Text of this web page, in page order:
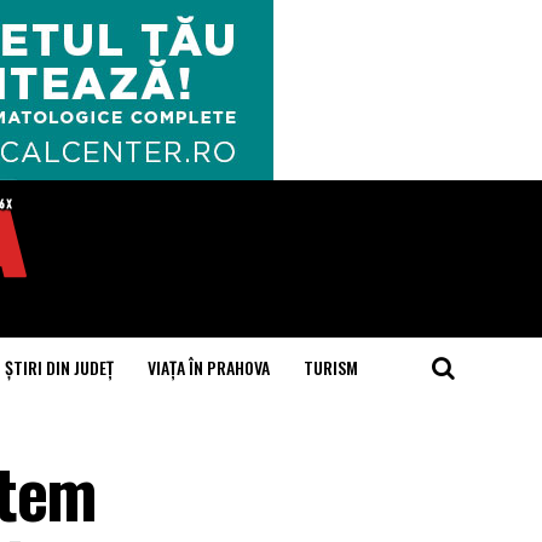
ȘTIRI DIN JUDEȚ VIAȚA ÎN PRAHOVA TURISM